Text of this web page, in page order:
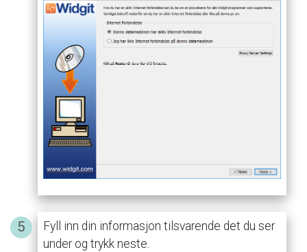
Fyll inn din informasjon tilsvarende det du ser
under og trykk neste.